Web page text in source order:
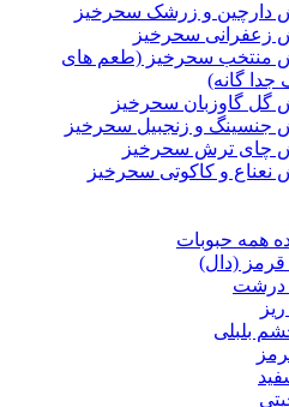
دارچین و زرشک سحرخیز
زعفرانی سحرخیز
منتخب سحرخیز (طعم های
جدا گانه)
گل گاوزبان سحرخیز
جنسینگ و زنجبیل سحرخیز
چای ترش سحرخیز
نعناع و کاکوتی سحرخیز
همه حبوبات
(دال)
بلبلی